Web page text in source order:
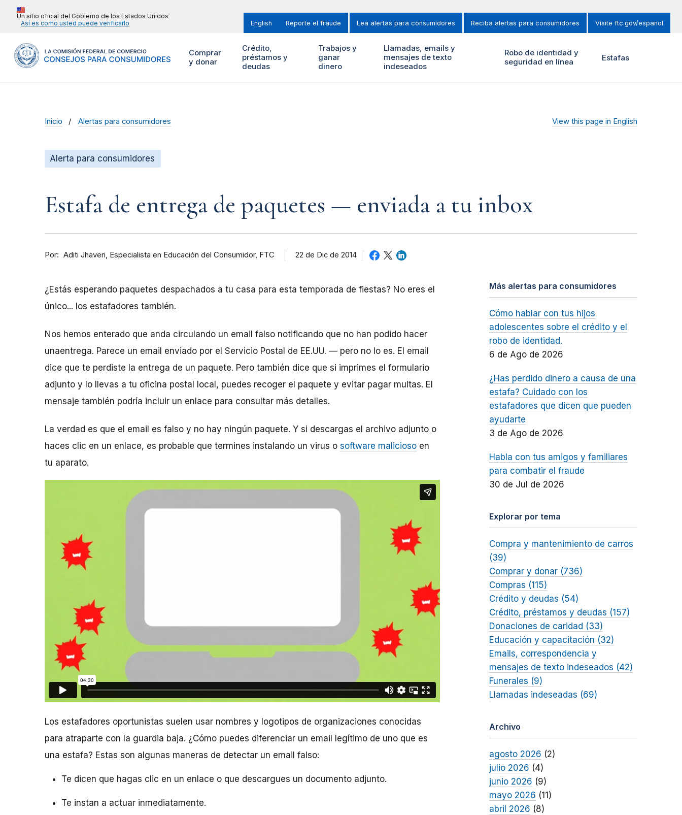
Un sitio oficial del Gobierno de los Estados Unidos
Así es como usted puede verificarlo
English Reporte el fraude Lea alertas para consumidores Reciba alertas para consumidores Visite ftc.gov/espanol
Comprar
y donar
Crédito,
préstamos y
deudas
Trabajos y
ganar
dinero
Llamadas, emails y
mensajes de texto
indeseados
Robo de identidad y
seguridad en línea
Estafas
Inicio Alertas para consumidores View this page in English
Alerta para consumidores
Estafa de entrega de paquetes — enviada a tu inbox
Por Aditi Jhaveri Especialista en Educación del Consumidor, FTC 22 de Dic de 2014
¿Estás esperando paquetes despachados a tu casa para esta temporada de fiestas? No eres el
único... los estafadores también.
Nos hemos enterado que anda circulando un email falso notificando que no han podido hacer
unaentrega. Parece un email enviado por el Servicio Postal de EE.UU. — pero no lo es. El email
dice que te perdiste la entrega de un paquete. Pero también dice que si imprimes el formulario
adjunto y lo llevas a tu oficina postal local, puedes recoger el paquete y evitar pagar multas. El
mensaje también podría incluir un enlace para consultar más detalles.
La verdad es que el email es falso y no hay ningún paquete. Y si descargas el archivo adjunto o
haces clic en un enlace, es probable que termines instalando un virus o software malicioso en
tu aparato.
Los estafadores oportunistas suelen usar nombres y logotipos de organizaciones conocidas
para atraparte con la guardia baja. ¿Cómo puedes diferenciar un email legítimo de uno que es
una estafa? Estas son algunas maneras de detectar un email falso:
Te dicen que hagas clic en un enlace o que descargues un documento adjunto.
Te instan a actuar inmediatamente.
Más alertas para consumidores
Cómo hablar con tus hijos
adolescentes sobre el crédito y el
robo de identidad.
6 de Ago de 2026
¿Has perdido dinero a causa de una
estafa? Cuidado con los
estafadores que dicen que pueden
ayudarte
3 de Ago de 2026
Habla con tus amigos y familiares
para combatir el fraude
30 de Jul de 2026
Explorar por tema
Compra y mantenimiento de carros
(39)
Comprar y donar (736)
Compras (115)
Crédito y deudas (54)
Crédito, préstamos y deudas (157)
Donaciones de caridad (33)
Educación y capacitación (32)
Emails, correspondencia y
mensajes de texto indeseados (42)
Funerales (9)
Llamadas indeseadas (69)
Archivo
agosto 2026 (2)
julio 2026 (4)
junio 2026 (9)
mayo 2026 (11)
abril 2026 (8)